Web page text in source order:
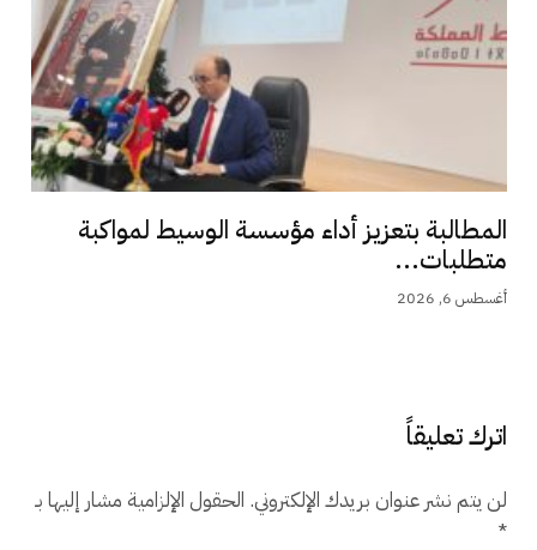
المطالبة بتعزيز أداء مؤسسة الوسيط لمواكبة
متطلبات...
أغسطس 6, 2026
اترك تعليقاً
لن يتم نشر عنوان بريدك الإلكتروني. الحقول الإلزامية مشار إليها بـ
*